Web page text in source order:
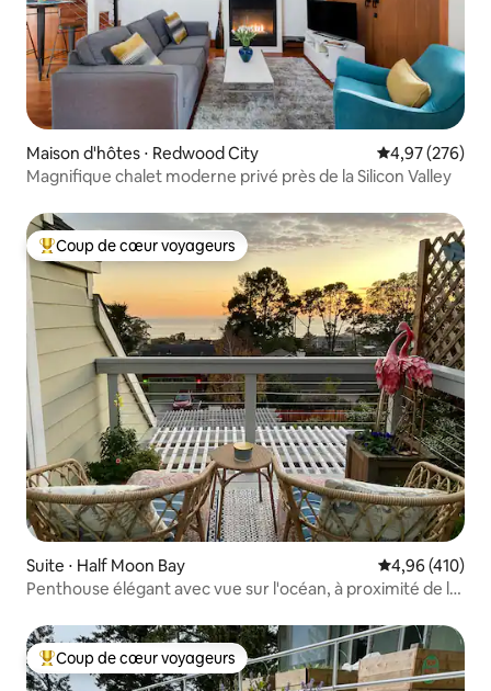
Maison d'hôtes ⋅ Redwood City Évaluation
4,97 (276)
Magnifique chalet moderne privé près de la Silicon Valley
Coups de cœur voyageurs les plus appréciés
Coup de cœur voyageurs
Suite ⋅ Half Moon Bay Évaluation
4,96 (410)
Penthouse élégant avec vue sur l'océan, à proximité de la
Coups de cœur voyageurs les plus appréciés
Coup de cœur voyageurs